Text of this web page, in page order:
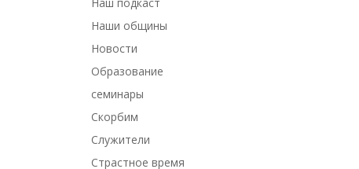
Наши общины
Новости
Образование
семинары
Скорбим
Служители
Страстное время